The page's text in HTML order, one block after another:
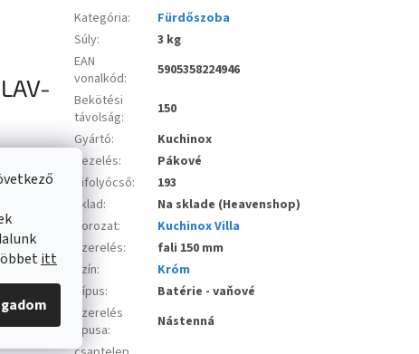
itt
Kategória:
Fürdőszoba
Súly:
3 kg
EAN
vonalkód:
5905358224946
Bekötési
távolság:
150
Gyártó:
Kuchinox
Kezelés:
Pákové
Kifolyócső:
193
sklad:
Na sklade (Heavenshop)
Sorozat:
Kuchinox Villa
Szerelés:
fali 150 mm
Szín:
Króm
Típus:
Batérie - vaňové
Szerelés
típusa:
Nástenná